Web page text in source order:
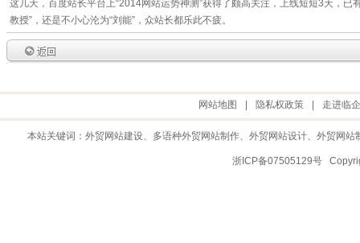
这几天，百度站长平台上“2014网站运势神测”获得了颇高关注，上线短短3天，已
教授”，还是不小心沦为“刘能”，众站长都乐此不疲。
网站地图 隐私权政策 走进临企
本站关键词： 外贸网站建设、多语种外贸网站制作、 外贸网站设计、 外贸网站
浙ICP备07505129号